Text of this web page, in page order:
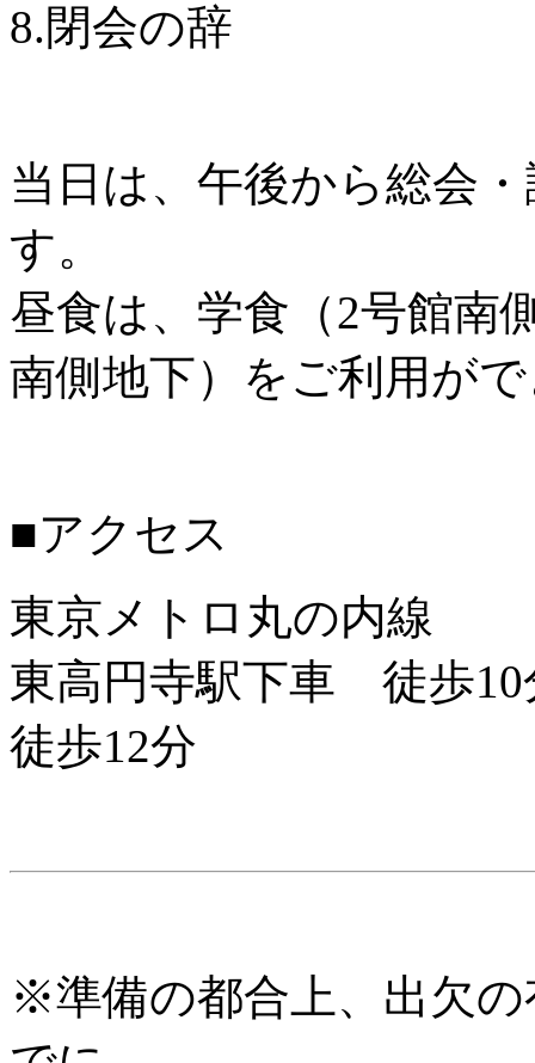
8.閉会の辞
当日は、午後から総会
す。
昼食は、学食（2号館南
南側地下）をご利用が
■アクセス
東京メトロ丸の内線
東高円寺駅下車 徒歩
徒歩12分
※準備の都合上、出欠の